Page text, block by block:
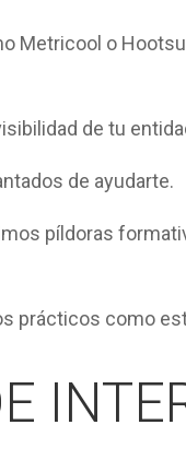
Metricool o
de tu
de ayudarte.
píldoras
prácticos como